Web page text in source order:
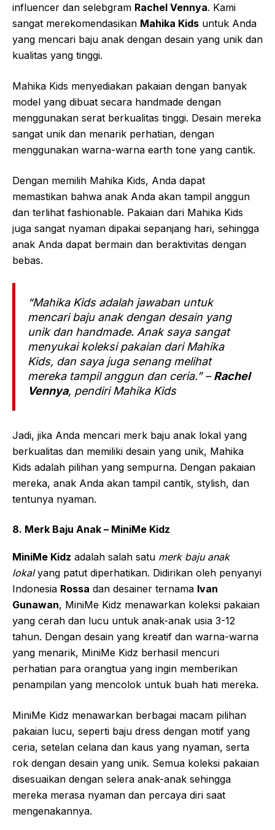
influencer dan selebgram Rachel Vennya. Kami
sangat merekomendasikan Mahika Kids untuk Anda
yang mencari baju anak dengan desain yang unik dan
kualitas yang tinggi.
Mahika Kids menyediakan pakaian dengan banyak
model yang dibuat secara handmade dengan
menggunakan serat berkualitas tinggi. Desain mereka
sangat unik dan menarik perhatian, dengan
menggunakan warna-warna earth tone yang cantik.
Dengan memilih Mahika Kids, Anda dapat
memastikan bahwa anak Anda akan tampil anggun
dan terlihat fashionable. Pakaian dari Mahika Kids
juga sangat nyaman dipakai sepanjang hari, sehingga
anak Anda dapat bermain dan beraktivitas dengan
bebas.
“Mahika Kids adalah jawaban untuk
mencari baju anak dengan desain yang
unik dan handmade. Anak saya sangat
menyukai koleksi pakaian dari Mahika
Kids, dan saya juga senang melihat
mereka tampil anggun dan ceria.” –Rachel
Vennya, pendiri Mahika Kids
Jadi, jika Anda mencari merk baju anak lokal yang
berkualitas dan memiliki desain yang unik, Mahika
Kids adalah pilihan yang sempurna. Dengan pakaian
mereka, anak Anda akan tampil cantik, stylish, dan
tentunya nyaman.
8. Merk Baju Anak – MiniMe Kidz
MiniMe Kidz adalah salah satu merk baju anak
lokalyang patut diperhatikan. Didirikan oleh penyanyi
Indonesia Rossa dan desainer ternama Ivan
Gunawan, MiniMe Kidz menawarkan koleksi pakaian
yang cerah dan lucu untuk anak-anak usia 3-12
tahun. Dengan desain yang kreatif dan warna-warna
yang menarik, MiniMe Kidz berhasil mencuri
perhatian para orangtua yang ingin memberikan
penampilan yang mencolok untuk buah hati mereka.
MiniMe Kidz menawarkan berbagai macam pilihan
pakaian lucu, seperti baju dress dengan motif yang
ceria, setelan celana dan kaus yang nyaman, serta
rok dengan desain yang unik. Semua koleksi pakaian
disesuaikan dengan selera anak-anak sehingga
mereka merasa nyaman dan percaya diri saat
mengenakannya.